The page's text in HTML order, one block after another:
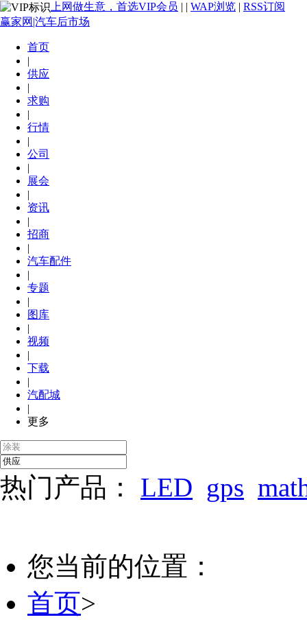
上网做生意，首选VIP会员 | | WAP浏览 | RSS订阅
赢家网|汽车后市场
首页
|
供应
|
求购
|
行情
|
公司
|
展会
|
资讯
|
招商
|
汽车配件
|
专题
|
图库
|
视频
|
下载
|
汽配城
|
更多
热门产品： LED gps
您当前的位置：
首页>